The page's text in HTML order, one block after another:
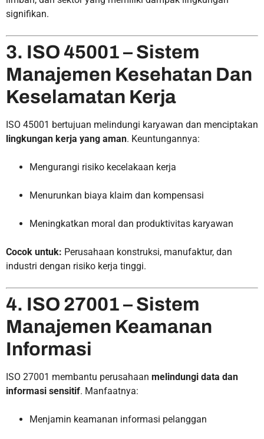
signifikan.
3. ISO 45001 – Sistem
Manajemen Kesehatan Dan
Keselamatan Kerja
ISO 45001 bertujuan melindungi karyawan dan menciptakan
lingkungan kerja yang aman. Keuntungannya:
Mengurangi risiko kecelakaan kerja
Menurunkan biaya klaim dan kompensasi
Meningkatkan moral dan produktivitas karyawan
Cocok untuk: Perusahaan konstruksi, manufaktur, dan
industri dengan risiko kerja tinggi.
4. ISO 27001 – Sistem
Manajemen Keamanan
Informasi
ISO 27001 membantu perusahaan melindungi data dan
informasi sensitif. Manfaatnya:
Menjamin keamanan informasi pelanggan